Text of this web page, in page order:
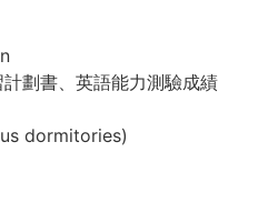
劃書、英語能力測驗成績
dormitories)